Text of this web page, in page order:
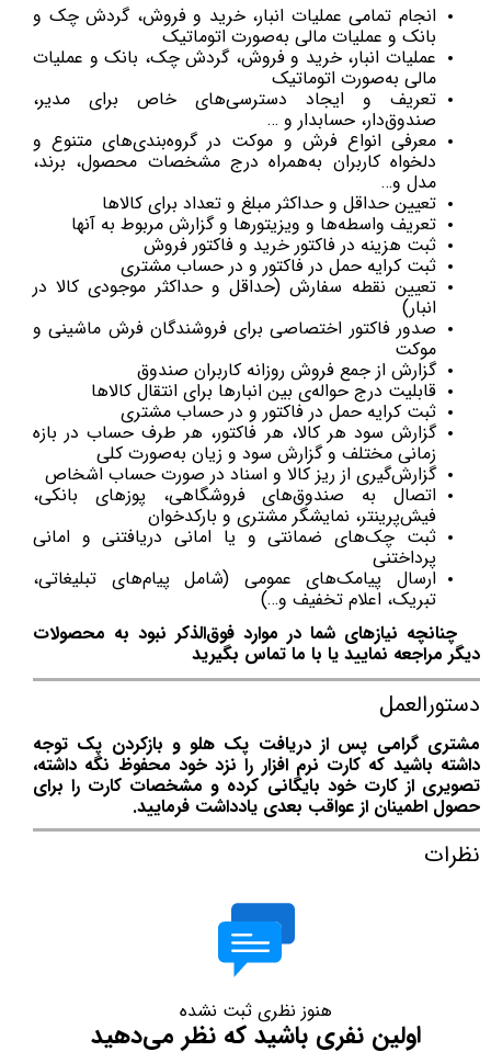
انجام تمامی عملیات انبار، خرید و فروش، گردش چک و
بانک و عملیات مالی به‌صورت اتوماتیک
عملیات انبار، خرید و فروش، گردش چک، بانک و عملیات
مالی به‌صورت اتوماتیک
تعریف و ایجاد دسترسی‌های خاص برای مدیر،
صندوق‌دار، حسابدار و …
معرفی انواع فرش و موکت در گروه‌بندی‌های متنوع و
دلخواه کاربران به‌همراه درج مشخصات محصول، برند،
مدل و…
تعیین حداقل و حداکثر مبلغ و تعداد برای کالاها
تعریف واسطه‌ها و ویزیتورها و گزارش مربوط به آنها
ثبت هزینه در فاکتور خرید و فاکتور فروش
ثبت کرایه حمل در فاکتور و در حساب مشتری
تعیین نقطه سفارش (حداقل و حداکثر موجودی کالا در
انبار)
صدور فاکتور اختصاصی برای فروشندگان فرش ماشینی و
موکت
گزارش از جمع فروش روزانه کاربران صندوق
قابلیت درج حواله‌ی بین انبارها برای انتقال کالاها
ثبت کرایه حمل در فاکتور و در حساب مشتری
گزارش سود هر كالا، هر فاكتور، هر طرف حساب در بازه
زمانی مختلف و گزارش سود و زیان به‌صورت کلی
گزارش‌گیری از ریز کالا و اسناد در صورت حساب اشخاص
اتصال به صندوق‌های فروشگاهی، پوزهای بانکی،
فیش‌پرینتر، نمایشگر مشتری و بارکدخوان
ثبت چک‌های ضمانتی و یا امانی دریافتنی و امانی
پرداختنی
ارسال پیامک‌های عمومی (شامل پیام‌های تبلیغاتی،
تبریک، اعلام تخفیف و…)
چنانچه نیازهای شما در موارد فوق‌الذکر نبود به محصولات
دیگر مراجعه نمایید یا با ما تماس بگیرید
دستورالعمل
مشتری گرامی پس از دریافت پک هلو و بازکردن پک توجه
داشته باشید که کارت نرم افزار را نزد خود محفوظ نگه داشته،
تصویری از کارت خود بایگانی کرده و مشخصات کارت را برای
حصول اطمینان از عواقب بعدی یادداشت فرمایید.
نظرات
هنوز نظری ثبت نشده
اولین نفری باشید که نظر می‌دهید